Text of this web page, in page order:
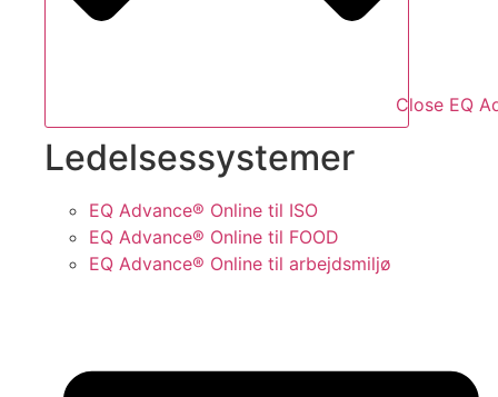
Close EQ
Ledelsessystemer
EQ Advance® Online til ISO
EQ Advance® Online til FOOD
EQ Advance® Online til arbejdsmiljø